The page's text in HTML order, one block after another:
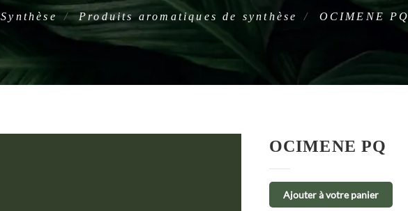
Synthèse Produits aromatiques de synthèse OCIMENE PQ
OCIMENE PQ
Ajouter à votre panier